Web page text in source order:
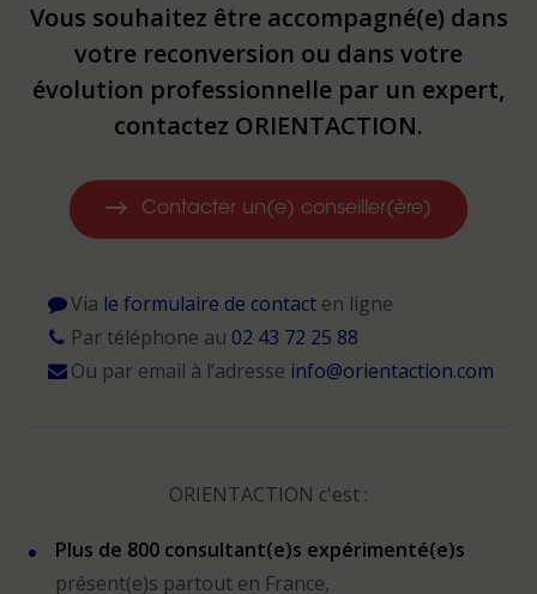
Vous souhaitez être accompagné(e) dans
votre reconversion ou dans votre
évolution professionnelle par un expert,
contactez ORIENTACTION.
Contacter un(e) conseiller(ère)
Via le formulaire de contacten ligne
Par téléphone au 02 43 72 25 88
Ou par email à l’adresse info@orientaction.com
ORIENTACTION c'est :
Plus de 800 consultant(e)s expérimenté(e)s
présent(e)s partout en France,